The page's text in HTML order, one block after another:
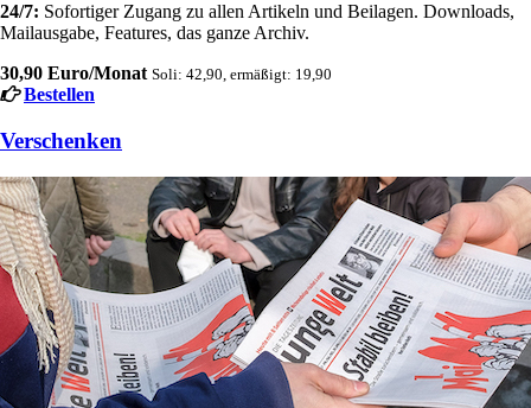
24/7: Sofortiger Zugang zu allen Artikeln und Beilagen. Downloads,
Mailausgabe, Features, das ganze Archiv.
30,90 Euro/Monat Soli: 42,90, ermäßigt: 19,90
Bestellen
Verschenken